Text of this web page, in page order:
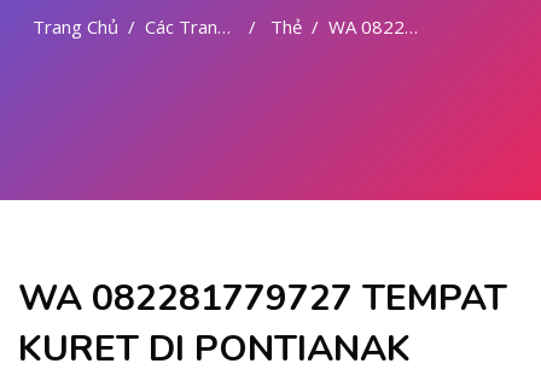
Trang Chủ Các Trang Của Hệ Thống Thẻ WA 082281779727 TEMPAT KURET DI PONTIANAK
WA 082281779727 TEMPAT
KURET DI PONTIANAK